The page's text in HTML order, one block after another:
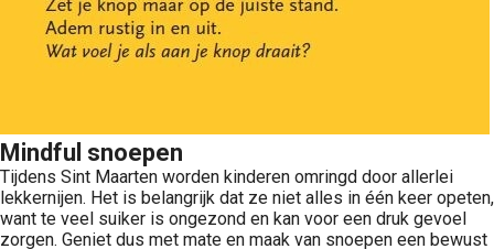
Mindful snoepen
Tijdens Sint Maarten worden kinderen omringd door allerlei
lekkernijen. Het is belangrijk dat ze niet alles in één keer opeten,
want te veel suiker is ongezond en kan voor een druk gevoel
zorgen. Geniet dus met mate en maak van snoepen een bewust